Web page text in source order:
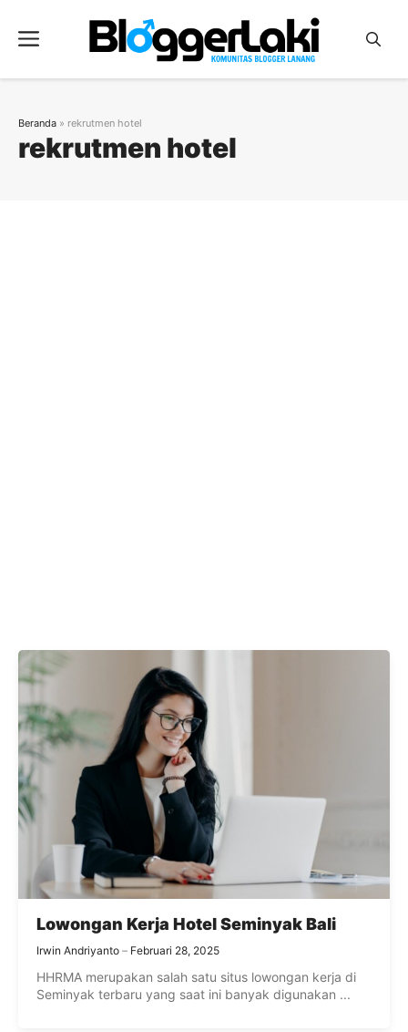
Menu
rekrutmen hotel
Beranda » rekrutmen hotel
Lowongan Kerja Hotel Seminyak Bali
Irwin Andriyanto Februari 28, 2025
HHRMA merupakan salah satu situs lowongan kerja di
Seminyak terbaru yang saat ini banyak digunakan ...